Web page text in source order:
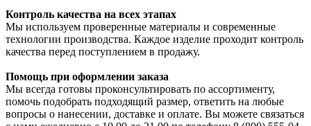
Контроль качества на всех этапах
Мы используем проверенные материалы и современные
технологии производства. Каждое изделие проходит контроль
качества перед поступлением в продажу.
Помощь при оформлении заказа
Мы всегда готовы проконсультировать по ассортименту,
помочь подобрать подходящий размер, ответить на любые
вопросы о нанесении, доставке и оплате. Вы можете связаться